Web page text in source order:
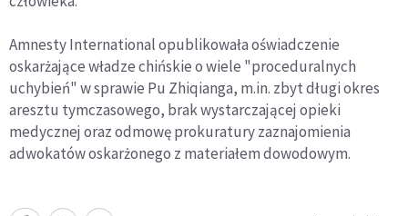
Amnesty International opublikowała oświadczenie
oskarżające władze chińskie o wiele "proceduralnych
uchybień" w sprawie Pu Zhiqianga, m.in. zbyt długi okres
aresztu tymczasowego, brak wystarczającej opieki
medycznej oraz odmowę prokuratury zaznajomienia
adwokatów oskarżonego z materiałem dowodowym.